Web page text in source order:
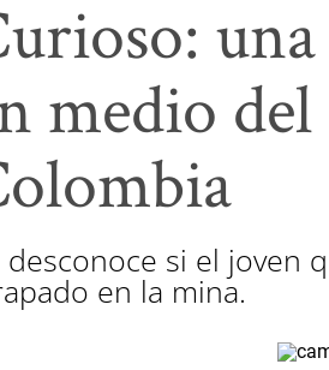
medio
desconoce si el joven
en la mina.